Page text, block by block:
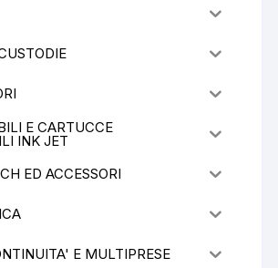
E CARTUCCE
INK JET
ED ACCESSORI
E MULTIPRESE